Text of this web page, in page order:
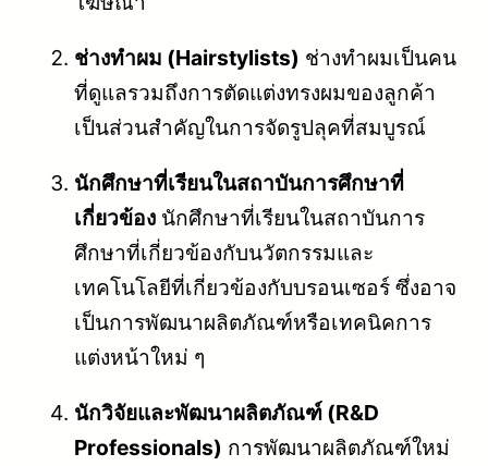
ช่างทำผม (Hairstylists) ช่างทำผมเป็นคน
ที่ดูแลรวมถึงการตัดแต่งทรงผมของลูกค้า
เป็นส่วนสำคัญในการจัดรูปลุคที่สมบูรณ์
นักศึกษาที่เรียนในสถาบันการศึกษาที่
เกี่ยวข้อง นักศึกษาที่เรียนในสถาบันการ
ศึกษาที่เกี่ยวข้องกับนวัตกรรมและ
เทคโนโลยีที่เกี่ยวข้องกับบรอนเซอร์ ซึ่งอาจ
เป็นการพัฒนาผลิตภัณฑ์หรือเทคนิคการ
แต่งหน้าใหม่ ๆ
นักวิจัยและพัฒนาผลิตภัณฑ์ (R&D
Professionals) การพัฒนาผลิตภัณฑ์ใหม่